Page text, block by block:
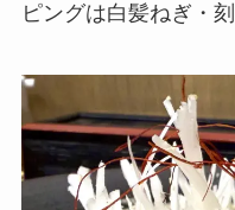
ピングは白髪ねぎ・